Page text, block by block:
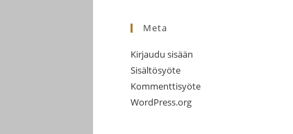
Meta
Kirjaudu sisään
Sisältösyöte
Kommenttisyöte
WordPress.org